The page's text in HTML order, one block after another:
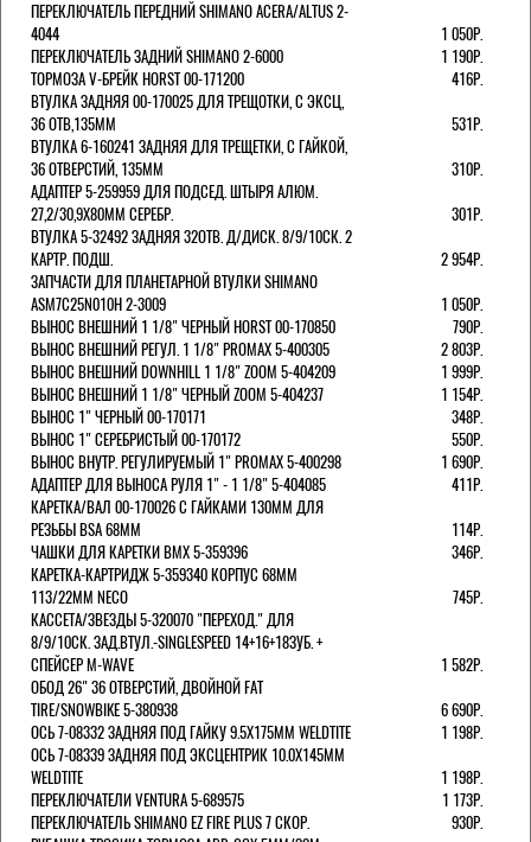
ПЕРЕКЛЮЧАТЕЛЬ ПЕРЕДНИЙ SHIMANO ACERA/ALTUS 2-
4044
1 050Р.
ПЕРЕКЛЮЧАТЕЛЬ ЗАДНИЙ SHIMANO 2-6000
1 190Р.
ТОРМОЗА V-БРЕЙК HORST 00-171200
416Р.
ВТУЛКА ЗАДНЯЯ 00-170025 ДЛЯ ТРЕЩОТКИ, С ЭКСЦ,
36 ОТВ,135ММ
531Р.
ВТУЛКА 6-160241 ЗАДНЯЯ ДЛЯ ТРЕЩЕТКИ, С ГАЙКОЙ,
36 ОТВЕРСТИЙ, 135ММ
310Р.
АДАПТЕР 5-259959 ДЛЯ ПОДСЕД. ШТЫРЯ АЛЮМ.
27,2/30,9Х80ММ СЕРЕБР.
301Р.
ВТУЛКА 5-32492 ЗАДНЯЯ 32ОТВ. Д/ДИСК. 8/9/10СК. 2
КАРТР. ПОДШ.
2 954Р.
ЗАПЧАСТИ ДЛЯ ПЛАНЕТАРНОЙ ВТУЛКИ SHIMANO
ASM7C25N010H 2-3009
1 050Р.
ВЫНОС ВНЕШНИЙ 1 1/8" ЧЕРНЫЙ HORST 00-170850
790Р.
ВЫНОС ВНЕШНИЙ РЕГУЛ. 1 1/8" PROMAX 5-400305
2 803Р.
ВЫНОС ВНЕШНИЙ DOWNHILL 1 1/8" ZOOM 5-404209
1 999Р.
ВЫНОС ВНЕШНИЙ 1 1/8" ЧЕРНЫЙ ZOOM 5-404237
1 154Р.
ВЫНОС 1" ЧЕРНЫЙ 00-170171
348Р.
ВЫНОС 1" СЕРЕБРИСТЫЙ 00-170172
550Р.
ВЫНОС ВНУТР. РЕГУЛИРУЕМЫЙ 1" PROMAX 5-400298
1 690Р.
АДАПТЕР ДЛЯ ВЫНОСА РУЛЯ 1" - 1 1/8" 5-404085
411Р.
КАРЕТКА/ВАЛ 00-170026 С ГАЙКАМИ 130ММ ДЛЯ
РЕЗЬБЫ BSA 68ММ
114Р.
ЧАШКИ ДЛЯ КАРЕТКИ BMX 5-359396
346Р.
КАРЕТКА-КАРТРИДЖ 5-359340 КОРПУС 68ММ
113/22ММ NECO
745Р.
КАССЕТА/ЗВЕЗДЫ 5-320070 "ПЕРЕХОД." ДЛЯ
8/9/10СК. ЗАД.ВТУЛ.-SINGLESPEED 14+16+18ЗУБ. +
СПЕЙСЕР M-WAVE
1 582Р.
ОБОД 26" 36 ОТВЕРСТИЙ, ДВОЙНОЙ FAT
TIRE/SNOWBIKE 5-380938
6 690Р.
ОСЬ 7-08332 ЗАДНЯЯ ПОД ГАЙКУ 9.5Х175ММ WELDTITE
1 198Р.
ОСЬ 7-08339 ЗАДНЯЯ ПОД ЭКСЦЕНТРИК 10.0Х145ММ
WELDTITE
1 198Р.
ПЕРЕКЛЮЧАТЕЛИ VENTURA 5-689575
1 173Р.
ПЕРЕКЛЮЧАТЕЛЬ SHIMANO EZ FIRE PLUS 7 СКОР.
930Р.